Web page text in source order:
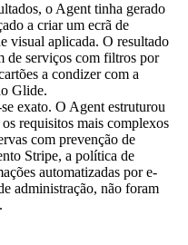
o Agent tinha gerado
a criar um ecrã de
visual aplicada. O resultado
de serviços com filtros por
a condizer com a
Glide.
exato. O Agent estruturou
requisitos mais complexos
com prevenção de
Stripe, a política de
automatizadas por e-
administração, não foram